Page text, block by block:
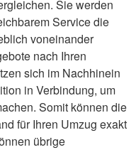
Sie werden
Service die
voneinander
nach Ihren
sich im Nachhinein
in Verbindung, um
Somit können die
für Ihren Umzug exakt
übrige